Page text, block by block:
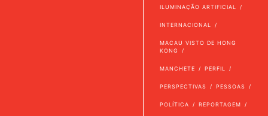
ILUMINAÇÃO ARTIFICIAL
INTERNACIONAL
MACAU VISTO DE HONG
KONG
MANCHETE PERFIL
PERSPECTIVAS PESSOAS
POLÍTICA REPORTAGEM